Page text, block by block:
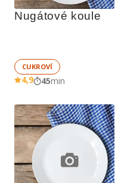
Nugátové koule
CUKROVÍ
4,9 45min